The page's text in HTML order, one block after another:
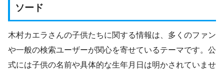
ソード
木村カエラさんの子供たちに関する情報は、多くのファン
や一般の検索ユーザーが関心を寄せているテーマです。公
式には子供の名前や具体的な生年月日は明かされていませ